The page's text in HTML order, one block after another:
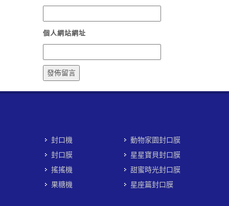
個人網站網址
封口機
封口膜
搖搖機
果糖機
動物家園封口膜
星星寶貝封口膜
甜蜜時光封口膜
星座篇封口膜